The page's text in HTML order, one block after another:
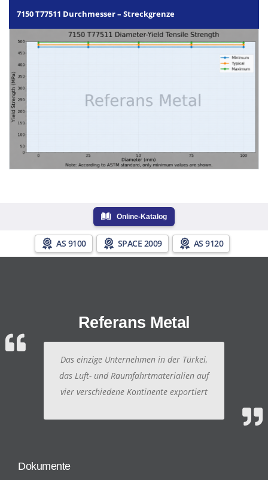
7150 T77511 Durchmesser – Streckgrenze
Online-Katalog
AS 9100 SPACE 2009 AS 9120
Referans Metal
Das einzige Unternehmen in der Türkei,
das Luft- und Raumfahrtmaterialien auf
vier verschiedene Kontinente exportiert
Dokumente